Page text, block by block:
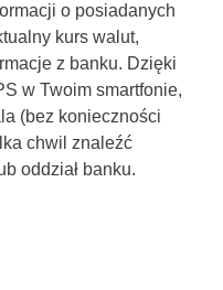
o posiadanych
kurs walut,
z banku. Dzięki
w Twoim smartfonie,
(bez konieczności
chwil znaleźć
oddział banku.